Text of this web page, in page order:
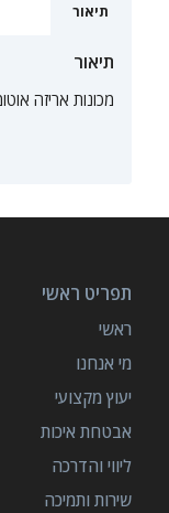
תיאור
תיאור
מכונות אריזה
תפריט ראשי
ראשי
מי אנחנו
יעוץ מקצועי
אבטחת איכות
ליווי והדרכה
שירות ותמיכה